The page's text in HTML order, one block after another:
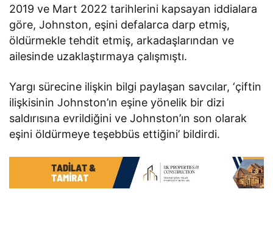
2019 ve Mart 2022 tarihlerini kapsayan iddialara
göre, Johnston, eşini defalarca darp etmiş,
öldürmekle tehdit etmiş, arkadaşlarından ve
ailesinde uzaklaştırmaya çalışmıştı.
Yargı sürecine ilişkin bilgi paylaşan savcılar, ‘çiftin
ilişkisinin Johnston’ın eşine yönelik bir dizi
saldırısına evrildiğini ve Johnston’ın son olarak
eşini öldürmeye teşebbüs ettiğini’ bildirdi.